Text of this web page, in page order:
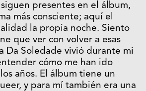
presentes en el álbum,
más consciente; aquí el
la propia noche. Siento
que ver con volver a esas
Da Soledade vivió durante mi
cómo me han ido
años. El álbum tiene un
y para mí también era una